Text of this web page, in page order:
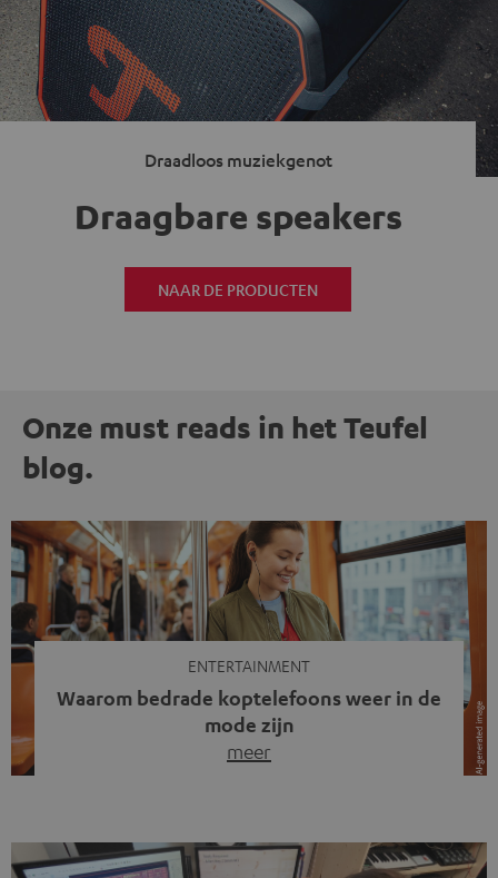
Draadloos muziekgenot
Draagbare speakers
NAAR DE PRODUCTEN
Onze must reads in het Teufel
blog.
ENTERTAINMENT
Waarom bedrade koptelefoons weer in de
mode zijn
meer
tegenwoordig iets opvallends. Op straat, in de trein en